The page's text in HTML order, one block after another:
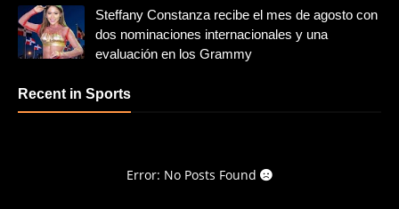
Steffany Constanza recibe el mes de agosto con
dos nominaciones internacionales y una
evaluación en los Grammy
Recent in Sports
Error: No Posts Found